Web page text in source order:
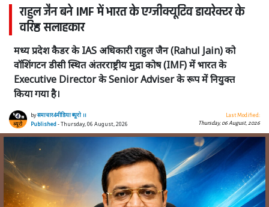
राहुल जैन बने IMF में भारत के एग्जीक्यूटिव डायरेक्टर के
वरिष्ठ सलाहकार
मध्य प्रदेश कैडर के IAS अधिकारी राहुल जैन (Rahul Jain) को
वॉशिंगटन डीसी स्थित अंतरराष्ट्रीय मुद्रा कोष (IMF) में भारत के
Executive Director के Senior Adviser के रूप में नियुक्त
किया गया है।
byसमाचार4मीडिया ब्यूरो ।।
Published- Thursday, 06 August, 2026
Last Modified:
Thursday, 06 August, 2026